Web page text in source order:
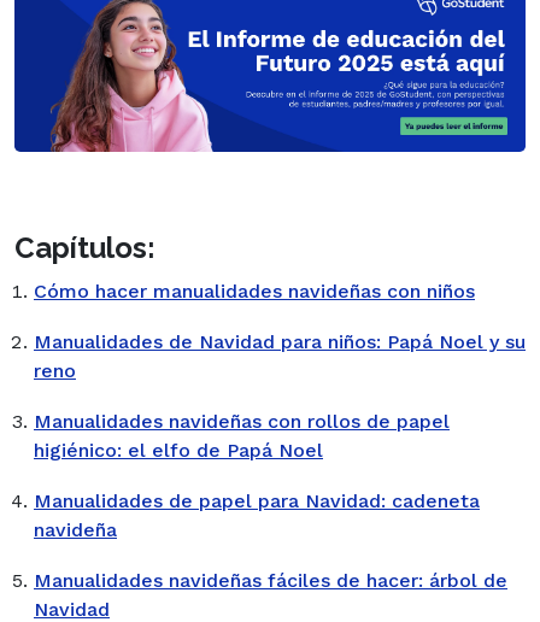
Capítulos:
Cómo hacer manualidades navideñas con niños
Manualidades de Navidad para niños: Papá Noel y su
reno
Manualidades navideñas con rollos de papel
higiénico: el elfo de Papá Noel
Manualidades de papel para Navidad: cadeneta
navideña
Manualidades navideñas fáciles de hacer: árbol de
Navidad